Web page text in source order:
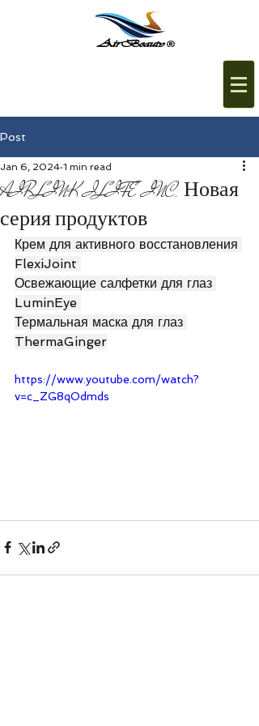
Post
AIRLINK ILIFE INC. Новая
серия продуктов
Jan 6, 2024 1 min read
Крем для активного восстановления
FlexiJoint
Освежающие салфетки для глаз
LuminEye
Термальная маска для глаз
ThermaGinger
https://www.youtube.com/watch?
v=c_ZG8qOdmds